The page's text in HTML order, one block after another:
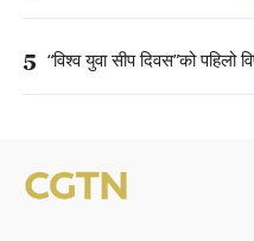
5 “विश्व युवा सीप दिवस”को पहिलो